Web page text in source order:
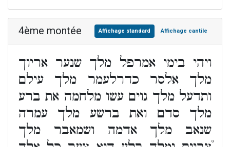
4ème montée Affichage standard Affichage cantile
ויהי בימי אמרפל מלך שנער אריוך
מלך אלסר כדרלעמר מלך עילם
ותדעל מלך גוים עשו מלחמה את ברע
מלך סדם ואת ברשע מלך עמרה
שנאב מלך אדמה ושמאבר מלך